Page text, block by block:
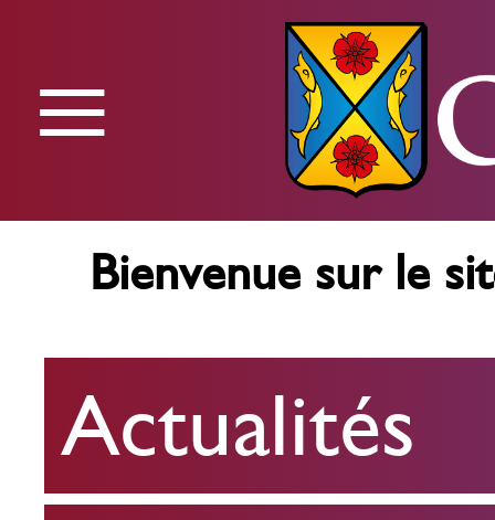
Menu
Actualités
Agenda
≡
Bienvenue sur le
Actualités